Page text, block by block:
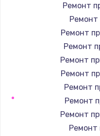
Ремонт
Ремонт
Ремонт
Ремонт
Ремонт
Ремонт
Ремонт
Ремонт
Ремонт
Ремонт